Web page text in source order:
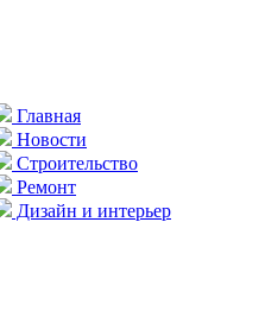
Главная
Новости
Строительство
Ремонт
Дизайн и интерьер